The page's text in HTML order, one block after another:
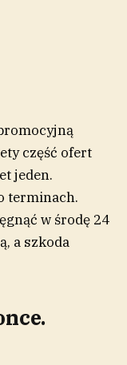
część ofert
jeden.
terminach.
w środę 24
a szkoda